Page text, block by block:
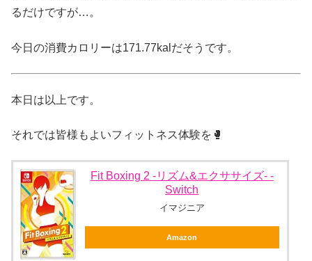
るだけですが…。
今日の消費カロリーは171.77kalだそうです。
本日は以上です。
それでは皆様もよいフィットネス体験を🥊
Fit Boxing 2 -リズム&エクササイズ- -
Switch
イマジニア
Amazon